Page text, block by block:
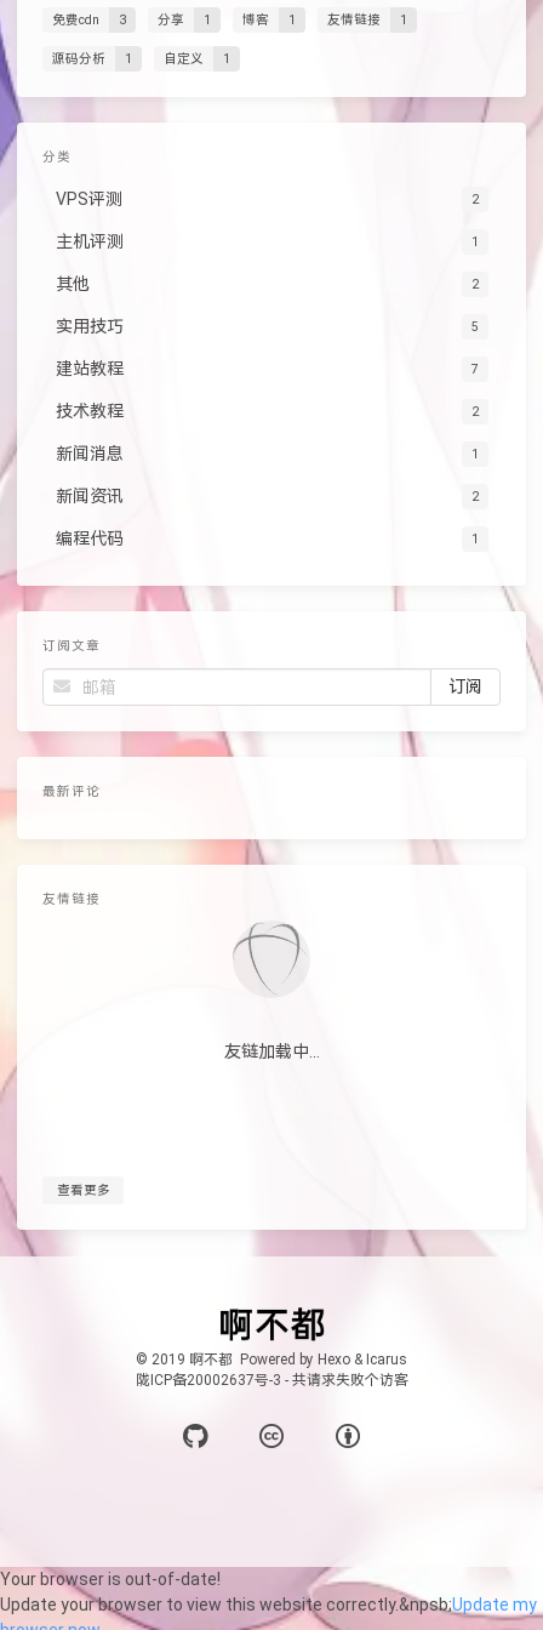
免费cdn 3 分享 1 博客 1 友情链接 1
源码分析 1 自定义 1
分类
VPS评测 2
主机评测 1
其他 2
实用技巧 5
建站教程 7
技术教程 2
新闻消息 1
新闻资讯 2
编程代码 1
订阅文章
最新评论
友情链接
友链加载中...
查看更多
© 2019 啊不都 Powered by Hexo & Icarus
陇ICP备20002637号-3 - 共请求失败个访客
Your browser is out-of-date!
Update your browser to view this website correctly.&npsb;Update my